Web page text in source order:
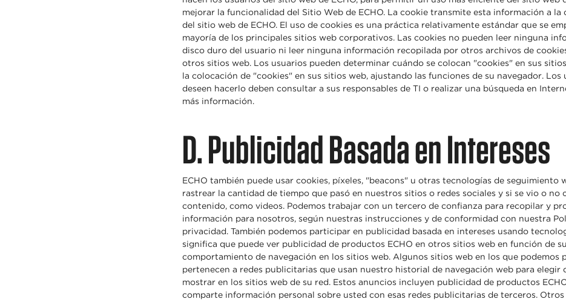
mejorar la funcionalidad del Sitio Web de ECHO. La cookie transmite esta información a la
del sitio web de ECHO. El uso de cookies es una práctica relativamente estándar que se
mayoría de los principales sitios web corporativos. Las cookies no pueden leer ninguna
disco duro del usuario ni leer ninguna información recopilada por otros archivos de
otros sitios web. Los usuarios pueden determinar cuándo se colocan "cookies" en sus
la colocación de "cookies" en sus sitios web, ajustando las funciones de su navegador. Los
deseen hacerlo deben consultar a sus responsables de TI o realizar una búsqueda en
más información.
D. Publicidad Basada en Intereses
ECHO también puede usar cookies, píxeles, "beacons" u otras tecnologías de seguimiento
rastrear la cantidad de tiempo que pasó en nuestros sitios o redes sociales y si se vio o no
contenido, como videos. Podemos trabajar con un tercero de confianza para recopilar y
información para nosotros, según nuestras instrucciones y de conformidad con nuestra
privacidad. También podemos participar en publicidad basada en intereses usando
significa que puede ver publicidad de productos ECHO en otros sitios web en función de su
comportamiento de navegación en los sitios web. Algunos sitios web en los que podemos
pertenecen a redes publicitarias que usan nuestro historial de navegación web para elegir
mostrar en los sitios web de su red. Estos anuncios incluyen publicidad de productos
comparte información personal sobre usted con esas redes publicitarias de terceros.